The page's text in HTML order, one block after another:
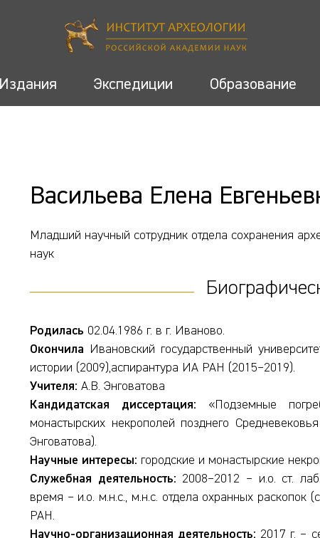
Издания Экспедиции Образование
Васильева Елена
Младший научный сотрудник отдела сохранения
наук
Родилась 02.04.1986 г. в г. Иваново.
Окончила Ивановский государственный
истории (2009),аспирантура ИА РАН (2015–2019).
Учителя: А.В. Энговатова
Кандидатская диссертация: «Подземные
монастырских некрополей позднего
Энговатова).
Научные интересы: городские и монастырские
Служебная деятельность: 2008–2012 – и.о. ст.
время – и.о. м.н.с., м.н.с. отдела охранных раскопок
РАН.
Научно-организационная деятельность: 2017 г. –